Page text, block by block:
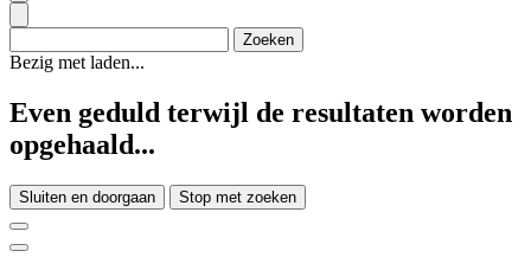
Bezig met laden...
Even geduld terwijl de resultaten worden
opgehaald...
Sluiten en doorgaan Stop met zoeken